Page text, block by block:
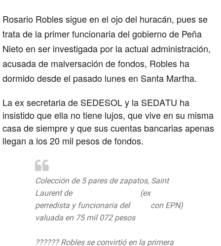
Rosario Robles sigue en el ojo del huracán, pues se
trata de la primer funcionaria del gobierno de Peña
Nieto en ser investigada por la actual administración,
acusada de malversación de fondos, Robles ha
dormido desde el pasado lunes en Santa Martha.
La ex secretaria de SEDESOL y la SEDATU ha
insistido que ella no tiene lujos, que vive en su misma
casa de siempre y que sus cuentas bancarias apenas
llegan a los 20 mil pesos de fondos.
Colección de 5 pares de zapatos, Saint
Laurent de
(ex
perredista y funcionaria del
con EPN)
valuada en 75 mil 072 pesos
?????? Robles se convirtió en la primera